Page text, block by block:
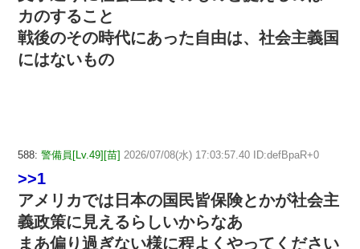
カのすること
戦後のその時代にあった自由は、社会主義国
にはないもの
588: 警備員[Lv.49][苗] 2026/07/08(水) 17:03:57.40 ID:defBpaR+0
>>1
アメリカでは日本の国民皆保険とかが社会主
義政策に見えるらしいからなあ
まあ偏り過ぎない様に程よくやってください